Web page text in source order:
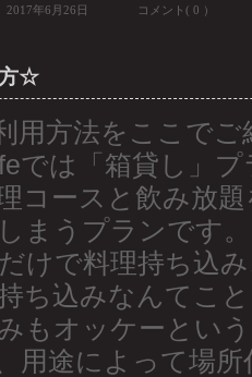
2017年6月26日 コメント( 0 ）
方☆
用方法をここで
では「箱貸し」
コースと飲み放
まうプランです。
けで料理持ち込
ち込みなんてこ
もオッケーとい
用途によって場